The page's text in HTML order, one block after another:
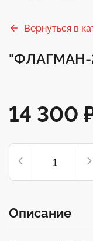
Вернуться в
"ФЛАГМАН-
14 300
Описание